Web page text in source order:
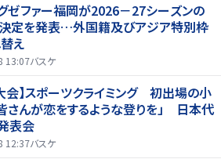
ゼファー福岡が2026－27シーズンの
定を発表…外国籍及びアジア特別枠
え
13:07バスケ
会】スポーツクライミング 初出場の小
さんが恋をするような登りを」 日本代
表会
12:37バスケ